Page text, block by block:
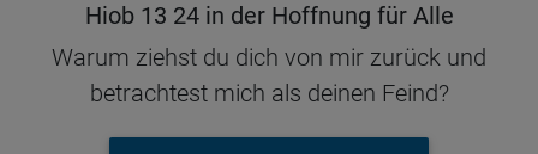
Hiob 13 24 in der Hoffnung für Alle
Warum ziehst du dich von mir zurück und
betrachtest mich als deinen Feind?